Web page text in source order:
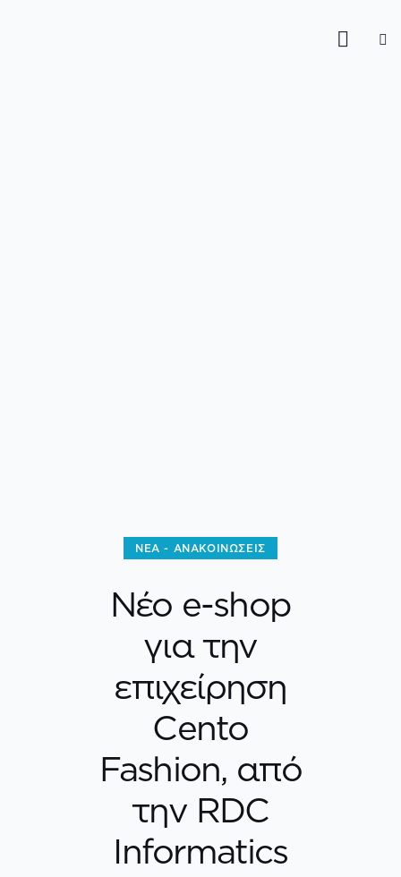
ΝΈΑ - ΑΝΑΚΟΙΝΏΣΕΙΣ
Νέο e-shop
για την
επιχείρηση
Cento
Fashion, από
την RDC
Informatics